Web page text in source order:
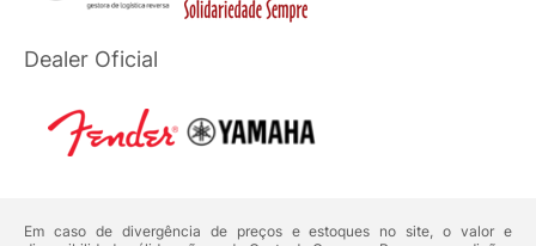
Dealer Oficial
Em caso de divergência de preços e estoques no site, o valor e